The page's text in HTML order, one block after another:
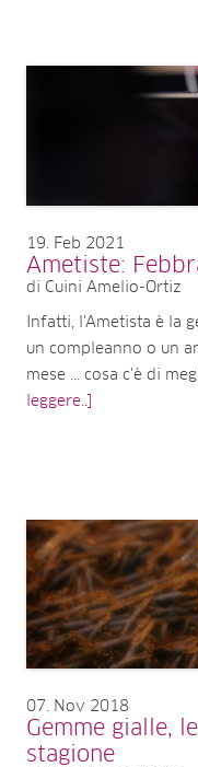
19 Feb 2021
Ametiste:
di Cuini Amelio-Ortiz
Infatti, l'Ametista è la
un compleanno o un
mese ... cosa c'è di
leggere..]
07 Nov 2018
Gemme gialle,
stagione